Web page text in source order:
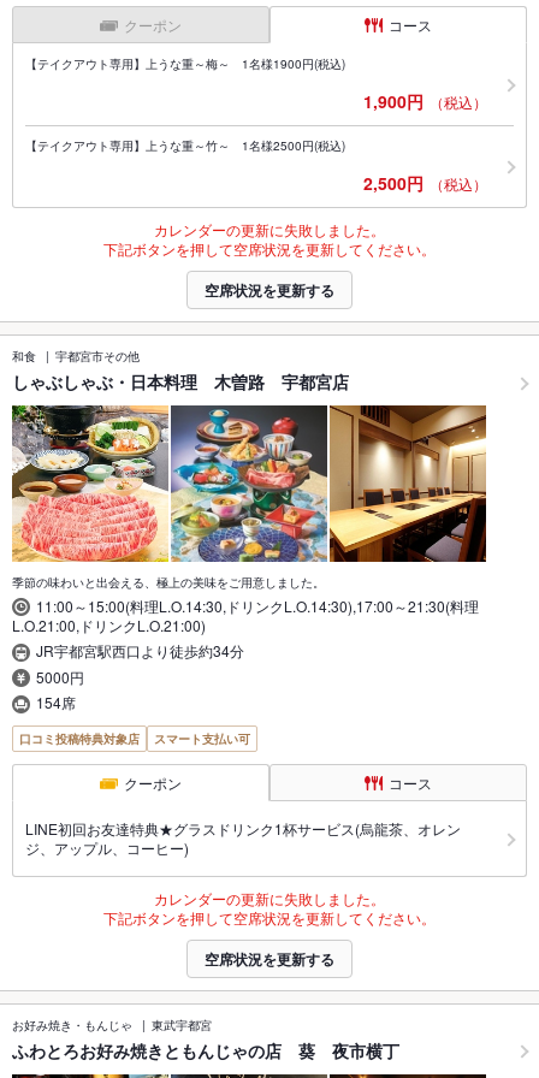
クーポン コース
【テイクアウト専用】上うな重～梅～ 1名様1900円(税込)
1,900円 （税込）
【テイクアウト専用】上うな重～竹～ 1名様2500円(税込)
2,500円 （税込）
カレンダーの更新に失敗しました。
下記ボタンを押して空席状況を更新してください。
空席状況を更新する
和食 宇都宮市その他
しゃぶしゃぶ・日本料理 木曽路 宇都宮店
季節の味わいと出会える、極上の美味をご用意しました。
11:00～15:00(料理L.O.14:30,ドリンクL.O.14:30),17:00～21:30(料理
L.O.21:00,ドリンクL.O.21:00)
JR宇都宮駅西口より徒歩約34分
5000円
154席
口コミ投稿特典対象店 スマート支払い可
クーポン コース
LINE初回お友達特典★グラスドリンク1杯サービス(烏龍茶、オレン
ジ、アップル、コーヒー)
カレンダーの更新に失敗しました。
下記ボタンを押して空席状況を更新してください。
空席状況を更新する
お好み焼き・もんじゃ 東武宇都宮
ふわとろお好み焼きともんじゃの店 葵 夜市横丁